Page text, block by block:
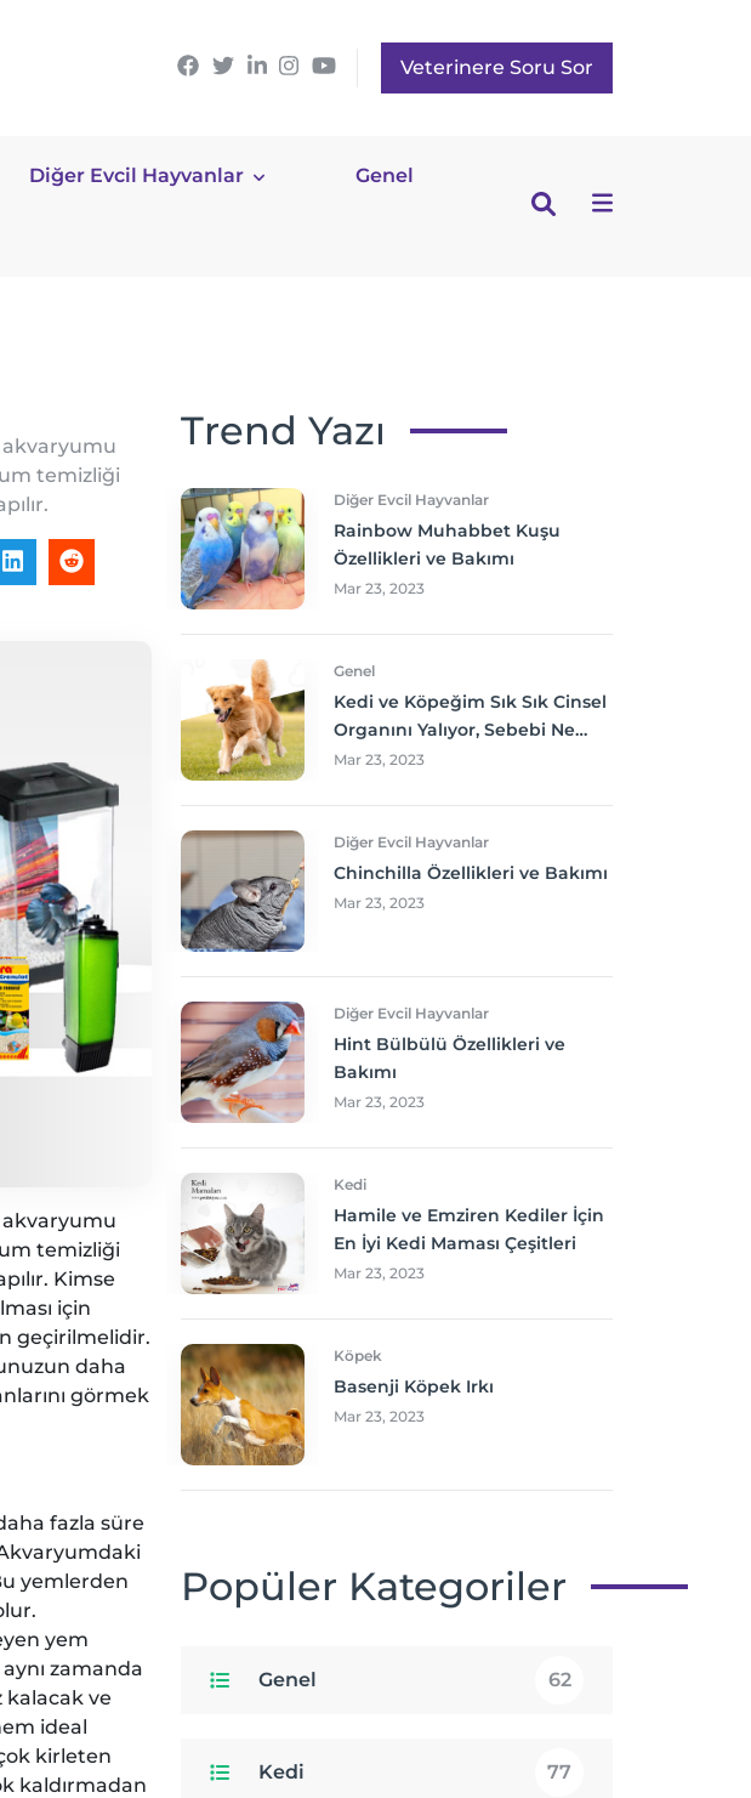
Veterinere Soru Sor
Diğer Evcil Hayvanlar Genel
akvaryumu
temizliği
akvaryumu
temizliği
Kimse
için
geçirilmelidir.
daha
görmek
fazla süre
yemlerden
yem
zamanda
kalacak ve
ideal
kirleten
kaldırmadan
Trend Yazı
Diğer Evcil Hayvanlar
Rainbow Muhabbet Kuşu
Özellikleri ve Bakımı
Mar 23, 2023
Genel
Kedi ve Köpeğim Sık Sık Cinsel
Organını Yalıyor, Sebebi Ne
Olabilir? Neler yapmalıyım?
Mar 23, 2023
Diğer Evcil Hayvanlar
Chinchilla Özellikleri ve Bakımı
Mar 23, 2023
Diğer Evcil Hayvanlar
Hint Bülbülü Özellikleri ve
Bakımı
Mar 23, 2023
Kedi
Hamile ve Emziren Kediler İçin
En İyi Kedi Maması Çeşitleri
Mar 23, 2023
Köpek
Basenji Köpek Irkı
Mar 23, 2023
Popüler Kategoriler
Genel 62
Kedi 77